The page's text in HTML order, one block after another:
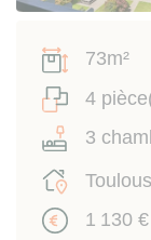
73m²
4
3
1 130 €